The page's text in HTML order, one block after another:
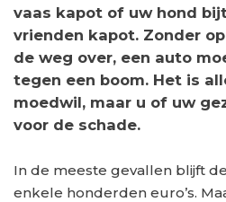
vaas kapot of uw hond
vrienden kapot. Zonder
de weg over, een auto
tegen een boom. Het is
moedwil, maar u of uw
voor de schade.
In de meeste gevallen blijft
enkele honderden euro’s.